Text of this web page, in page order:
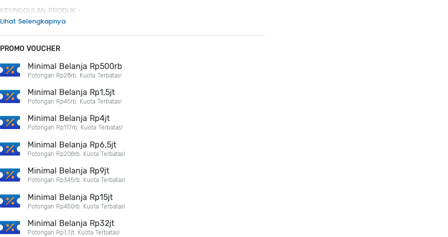
KEUNGGULAN PRODUK :
Efek anti bakteri
Menjaga Kelembapan untuk Kompartemen Sayuran
Menghemat Energi dengan Cerdas
Lihat Selengkapnya
PROMO VOUCHER
Minimal Belanja Rp500rb
Potongan Rp28rb. Kuota Terbatas!
Minimal Belanja Rp1,5jt
Potongan Rp45rb. Kuota Terbatas!
Minimal Belanja Rp4jt
Potongan Rp117rb. Kuota Terbatas!
Minimal Belanja Rp6,5jt
Potongan Rp208rb. Kuota Terbatas!
Minimal Belanja Rp9jt
Potongan Rp345rb. Kuota Terbatas!
Minimal Belanja Rp15jt
Potongan Rp450rb. Kuota Terbatas!
Minimal Belanja Rp32jt
Potongan Rp1,7jt. Kuota Terbatas!